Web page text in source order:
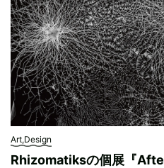
Art,Design
Rhizomatiksの個展『